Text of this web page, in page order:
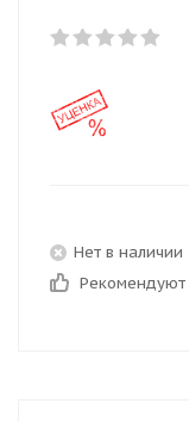
Нет в наличии
Рекомендуют